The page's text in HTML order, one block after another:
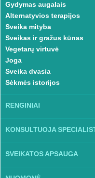
Gydymas augalais
Alternatyvios terapijos
Sveika mityba
Sveikas ir gražus kūnas
Vegetarų virtuvė
Joga
Sveika dvasia
Sėkmės istorijos
RENGINIAI
KONSULTUOJA
SVEIKATOS APSAUGA